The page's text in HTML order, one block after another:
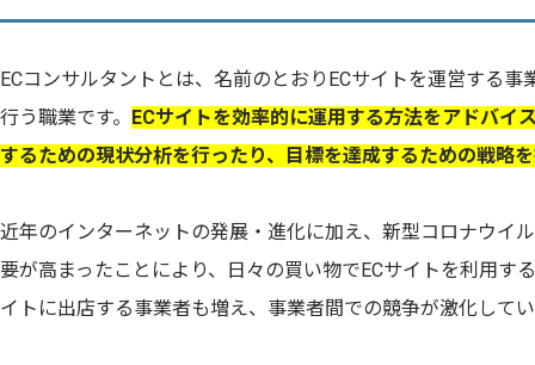
ECコンサルタントとは、名前のとおりECサイトを運営する
行う職業です。 ECサイトを効率的に運用する方法をアドバイ
するための現状分析を行ったり、目標を達成するための戦略
近年のインターネットの発展・進化に加え、新型コロナウイ
要が高まったことにより、日々の買い物でECサイトを利用す
イトに出店する事業者も増え、事業者間での競争が激化して